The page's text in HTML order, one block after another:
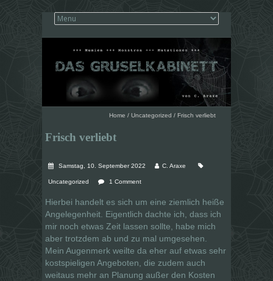
Home / Uncategorized / Frisch verliebt
Frisch verliebt
Samstag, 10. September 2022 C. Araxe
Uncategorized 1 Comment
Hierbei handelt es sich um eine ziemlich heiße
Angelegenheit. Eigentlich dachte ich, dass ich
mir noch etwas Zeit lassen sollte, habe mich
aber trotzdem ab und zu mal umgesehen.
Mein Augenmerk weilte da eher auf etwas sehr
kostspieligen Angeboten, die zudem auch
weitaus mehr an Planung außer den Kosten